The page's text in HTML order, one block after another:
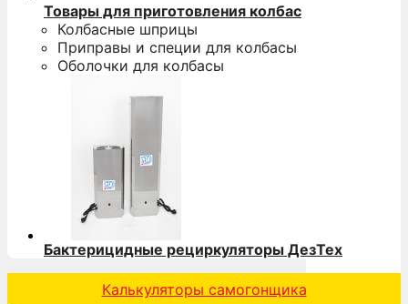
Товары для приготовления колбас
Колбасные шприцы
Приправы и специи для колбасы
Оболочки для колбасы
Бактерицидные рециркуляторы ДезТех
Калькуляторы самогонщика